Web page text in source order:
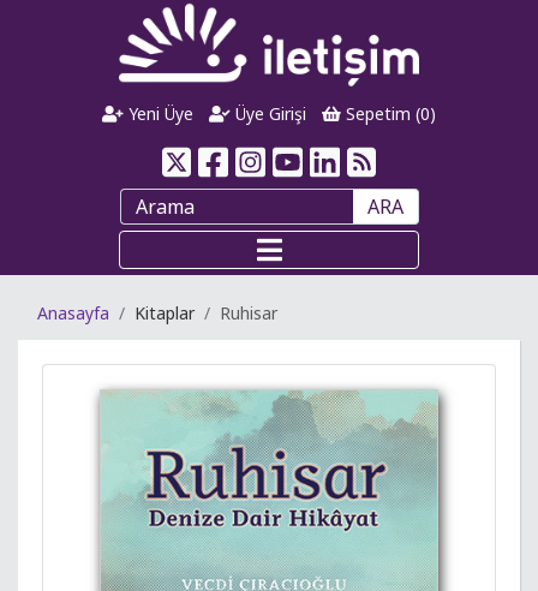
Yeni Üye Üye Girişi Sepetim (0)
ARA
Anasayfa Kitaplar Ruhisar